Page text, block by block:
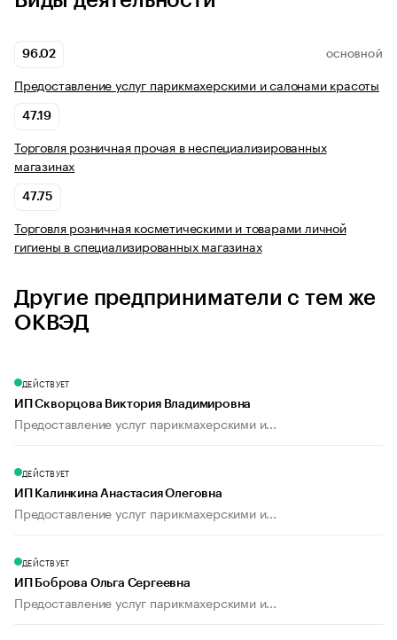
96.02 ОСНОВНОЙ
Предоставление услуг парикмахерскими и салонами красоты
47.19
Торговля розничная прочая в неспециализированных
магазинах
47.75
Торговля розничная косметическими и товарами личной
гигиены в специализированных магазинах
Другие предприниматели с тем же
ОКВЭД
ДЕЙСТВУЕТ
ИП Скворцова Виктория Владимировна
Предоставление услуг парикмахерскими и...
ДЕЙСТВУЕТ
ИП Калинкина Анастасия Олеговна
Предоставление услуг парикмахерскими и...
ДЕЙСТВУЕТ
ИП Боброва Ольга Сергеевна
Предоставление услуг парикмахерскими и...